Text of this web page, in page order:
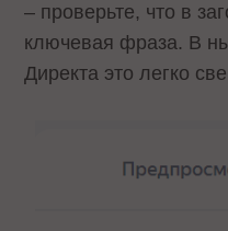
– проверьте, что в
ключевая фраза. В
Директа это легко